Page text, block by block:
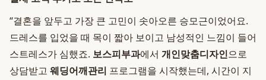
“결혼을 앞두고 가장 큰 고민이 솟아오른 승모근이었어요.
드레스를 입었을 때 목이 짧아 보이고 남성적인 느낌이 들어
스트레스가 심했죠. 보스피부과에서 개인맞춤디자인으로
상담받고 웨딩어깨관리 프로그램을 시작했는데, 시간이 지